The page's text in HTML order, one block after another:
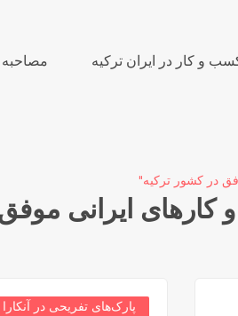
و کار در ایران ترکیه مصاحبه
در کشور ترکیه"
ایرانی
پارک‌های تفریحی در آنکارا